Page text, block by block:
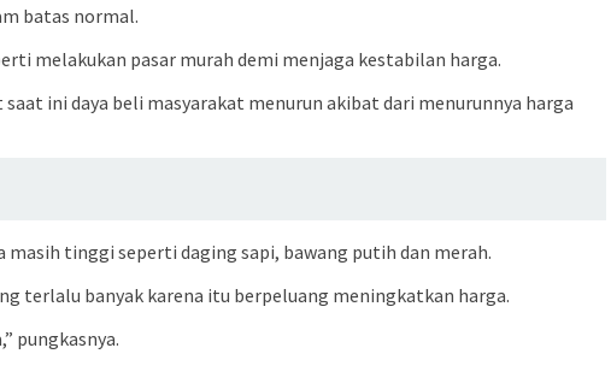
batas normal.
melakukan pasar murah demi menjaga kestabilan harga.
ini daya beli masyarakat menurun akibat dari menurunnya harga
masih tinggi seperti daging sapi, bawang putih dan merah.
terlalu banyak karena itu berpeluang meningkatkan harga.
pungkasnya.